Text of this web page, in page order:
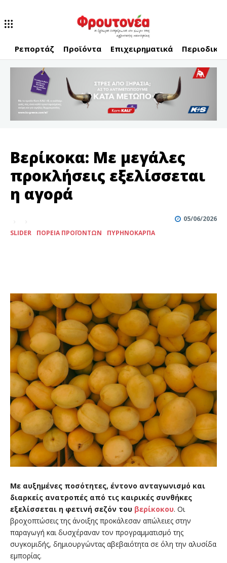
Ρεπορτάζ Προϊόντα Επιχειρηματικά Περιοδικό
Βερίκοκα: Με μεγάλες
προκλήσεις εξελίσσεται
η αγορά
05/06/2026
SLIDER
ΠΟΡΕΊΑ ΠΡΟΪΌΝΤΩΝ ΠΥΡΗΝΌΚΑΡΠΑ
Με αυξημένες ποσότητες, έντονο ανταγωνισμό και
διαρκείς ανατροπές από τις καιρικές συνθήκες
εξελίσσεται η φετινή σεζόν του βερίκοκου. Οι
βροχοπτώσεις της άνοιξης προκάλεσαν απώλειες στην
παραγωγή και δυσχέραναν τον προγραμματισμό της
συγκομιδής, δημιουργώντας αβεβαιότητα σε όλη την αλυσίδα
εμπορίας.